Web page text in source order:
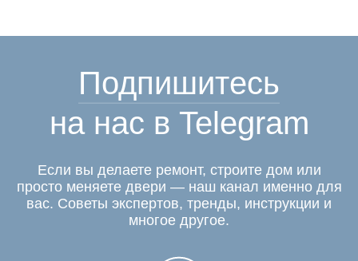
Подпишитесь
на нас в Telegram
Если вы делаете ремонт, строите дом или
просто меняете двери — наш канал именно для
вас. Советы экспертов, тренды, инструкции и
многое другое.